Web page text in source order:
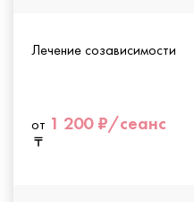
Лечение созависимости
от 1 200 ₽/сеанс